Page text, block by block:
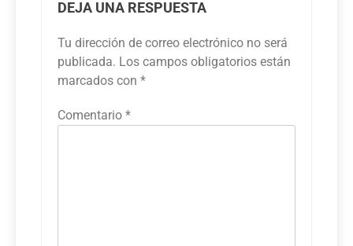
DEJA UNA RESPUESTA
Tu dirección de correo electrónico no será
publicada. Los campos obligatorios están
marcados con *
Comentario *